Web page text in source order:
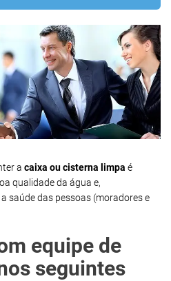
a caixa ou cisterna limpa é
qualidade da água e,
saúde das pessoas (moradores e
equipe de
seguintes